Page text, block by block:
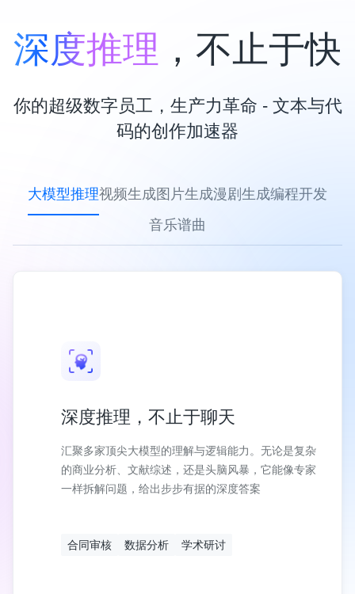
深度推理 ，不止于快
你的超级数字员工，生产力革命 - 文本与代
码的创作加速器
大模型推理视频生成图片生成漫剧生成编程开发
音乐谱曲
深度推理，不止于聊天
汇聚多家顶尖大模型的理解与逻辑能力。无论是复杂
的商业分析、文献综述，还是头脑风暴，它能像专家
一样拆解问题，给出步步有据的深度答案
合同审核 数据分析 学术研讨